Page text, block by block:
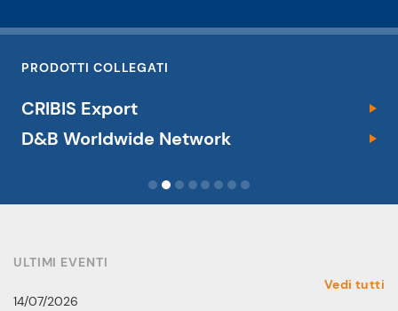
PRODOTTI COLLEGATI
CRIBIS Export
D&B Worldwide Network
ULTIMI EVENTI
Vedi tutti
14/07/2026